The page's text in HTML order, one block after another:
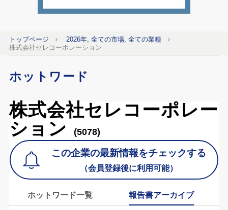
トップページ
2026年, 全ての市場, 全ての業種
株式会社セレコーポレーション
ホットワード
株式会社セレコーポレー
ション
(5078)
この企業の最新情報をチェックする
（会員登録後に利用可能）
ホットワード一覧 報告書アーカイブ